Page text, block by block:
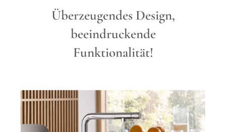
Überzeugendes Design,
beeindruckende
Funktionalität!